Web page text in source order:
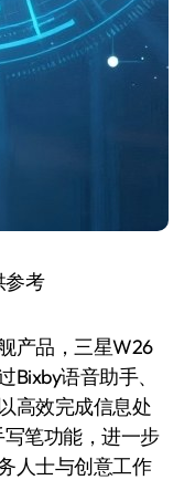
参考
产品，三星W26
语音助手、
高效完成信息处
笔功能，进一步
人士与创意工作